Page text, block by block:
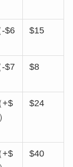
-$6
$15
-$7
$8
+$
$24
+$
$40